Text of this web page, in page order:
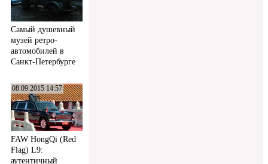
Самый душевный
музей ретро-
автомобилей в
Санкт-Петербурге
08.09.2015 14:57
FAW HongQi (Red
Flag) L9:
аутентичный